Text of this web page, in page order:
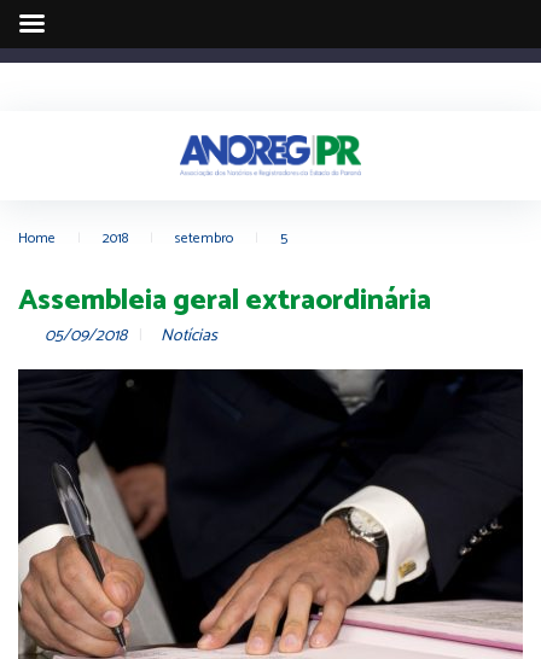
Home 2018 setembro 5
Assembleia geral extraordinária
05/09/2018 Notícias